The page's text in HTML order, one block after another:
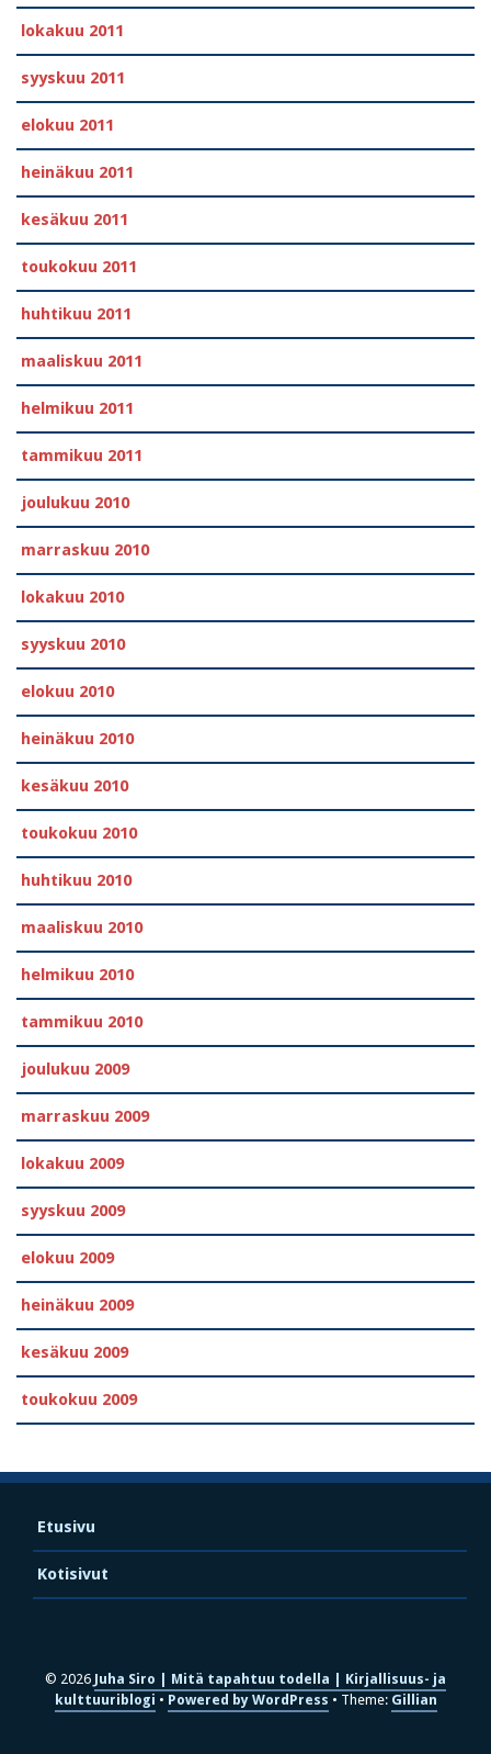
lokakuu 2011
syyskuu 2011
elokuu 2011
heinäkuu 2011
kesäkuu 2011
toukokuu 2011
huhtikuu 2011
maaliskuu 2011
helmikuu 2011
tammikuu 2011
joulukuu 2010
marraskuu 2010
lokakuu 2010
syyskuu 2010
elokuu 2010
heinäkuu 2010
kesäkuu 2010
toukokuu 2010
huhtikuu 2010
maaliskuu 2010
helmikuu 2010
tammikuu 2010
joulukuu 2009
marraskuu 2009
lokakuu 2009
syyskuu 2009
elokuu 2009
heinäkuu 2009
kesäkuu 2009
toukokuu 2009
Etusivu
Kotisivut
© 2026 Juha Siro | Mitä tapahtuu todella | Kirjallisuus- ja
kulttuuriblogi
Powered by WordPress Theme: Gillian